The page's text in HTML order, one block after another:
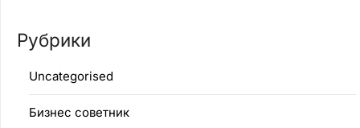
Рубрики
Uncategorised
Бизнес советник